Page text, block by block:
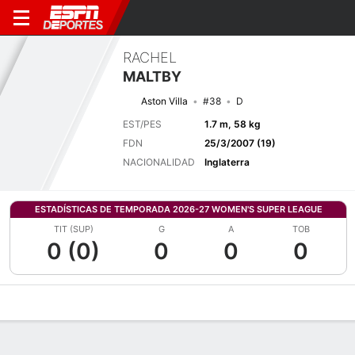
RACHEL
MALTBY
Aston Villa #38
D
EST/PES
1.7 m, 58 kg
FDN
25/3/2007 (19)
NACIONALIDAD
Inglaterra
ESTADÍSTICAS DE TEMPORADA 2026-27 WOMEN'S SUPER LEAGUE
TIT (SUP)
0 (0)
G
0
A
0
TOB
0